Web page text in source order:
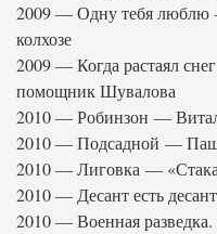
2009 — Одну тебя люблю
колхозе
2009 — Когда растаял
помощник Шувалова
2010 — Робинзон —
2010 — Подсадной —
2010 — Лиговка —
2010 — Десант есть
2010 — Военная